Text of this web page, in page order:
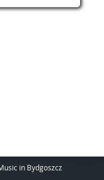
in Bydgoszcz